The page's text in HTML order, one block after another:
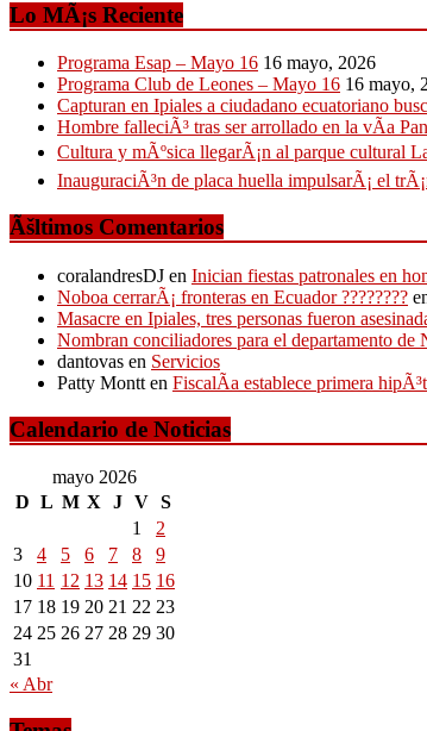
Lo MÃ¡s Reciente
Programa Esap – Mayo 16 16 mayo, 2026
Programa Club de Leones – Mayo 16 16 mayo,
Capturan en Ipiales a ciudadano ecuatoriano
Hombre falleciÃ³ tras ser arrollado en la vÃ­a
Cultura y mÃºsica llegarÃ¡n al parque cultural
InauguraciÃ³n de placa huella impulsarÃ¡ el
Ãšltimos Comentarios
coralandresDJ en Inician fiestas patronales en
Noboa cerrarÃ¡ fronteras en Ecuador ????????
Masacre en Ipiales, tres personas fueron
Nombran conciliadores para el departamento
dantovas en Servicios
Patty Montt en FiscalÃ­a establece primera
Calendario de Noticias
mayo 2026
D L M X J V S
1
2
3
4 5 6 7 8
9
10 11 12 13 14 15 16
17 18 19 20 21 22 23
24 25 26 27 28 29 30
31
« Abr